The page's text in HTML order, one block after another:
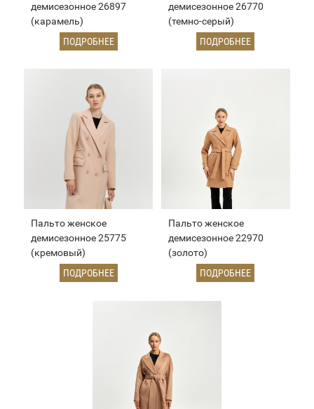
демисезонное 26897
(карамель)
ПОДРОБНЕЕ
демисезонное 26770
(темно-серый)
ПОДРОБНЕЕ
Пальто женское
демисезонное 25775
(кремовый)
ПОДРОБНЕЕ
Пальто женское
демисезонное 22970
(золото)
ПОДРОБНЕЕ